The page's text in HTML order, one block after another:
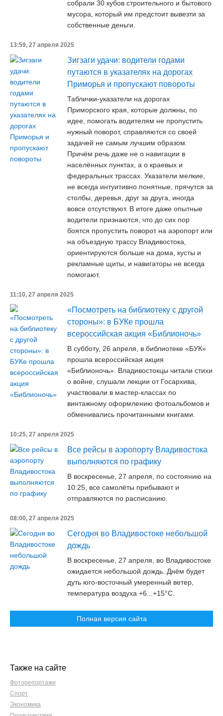
собрали 30 кубов строительного и бытового
мусора, который им предстоит вывезти за
собственные деньги.
13:59, 27 апреля 2025
Зигзаги удачи: водители годами
путаются в указателях на дорогах
Приморья и пропускают повороты
Таблички-указатели на дорогах
Приморского края, которые должны, по
идее, помогать водителям не пропустить
нужный поворот, справляются со своей
задачей не самым лучшим образом.
Причём речь даже не о навигации в
населённых пунктах, а о краевых и
федеральных трассах. Указатели мелкие,
не всегда интуитивно понятные, прячутся за
столбы, деревья, друг за друга, иногда
вовсе отсутствуют. В итоге даже опытные
водители признаются, что до сих пор
боятся пропустить поворот на аэропорт или
на объездную трассу Владивостока,
ориентируются больше на дома, кусты и
рекламные щиты, и навигаторы не всегда
помогают.
11:10, 27 апреля 2025
«Посмотреть на библиотеку с другой
стороны»: в БУКе прошла
всероссийская акция «Библионочь»
В субботу, 26 апреля, в библиотеке «БУК»
прошла всероссийская акция
«Библионочь». Владивостокцы читали стихи
о войне, слушали лекции от Госархива,
участвовали в мастер-классах по
винтажному оформлению фотоальбомов и
обменивались прочитанными книгами.
10:25, 27 апреля 2025
Все рейсы в аэропорту Владивостока
выполняются по графику
В воскресенье, 27 апреля, по состоянию на
10:25, все самолёты прибывают и
отправляются по расписанию.
08:00, 27 апреля 2025
Сегодня во Владивостоке небольшой
дождь
В воскресенье, 27 апреля, во Владивостоке
ожидается небольшой дождь. Днём будет
дуть юго-восточный умеренный ветер,
температура воздуха +6...+15°C.
Полная версия сайта
Также на сайте
Фоторепортажи
Спорт
Экономика